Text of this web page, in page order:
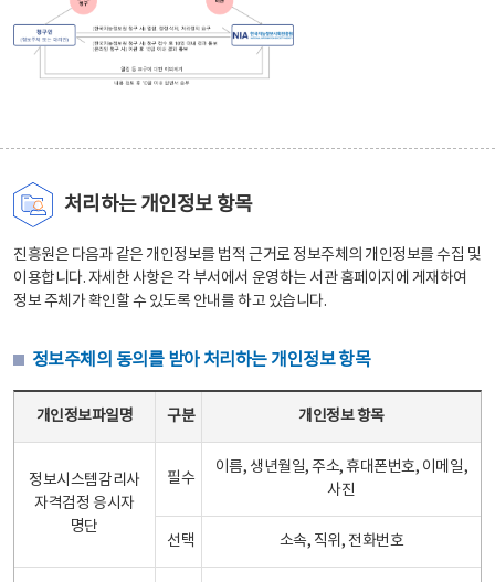
처리하는 개인정보 항목
진흥원은 다음과 같은 개인정보를 법적 근거로 정보주체의 개인정보를 수집 및
이용합니다. 자세한 사항은 각 부서에서 운영하는 서관 홈페이지에 게재하여
정보 주체가 확인할 수 있도록 안내를 하고 있습니다.
정보주체의 동의를 받아 처리하는 개인정보 항목
개인정보파일명 구분 개인정보 항목
정보시스템감리사
자격검정 응시자
명단
필수
이름, 생년월일, 주소, 휴대폰번호, 이메일,
사진
선택 소속, 직위, 전화번호